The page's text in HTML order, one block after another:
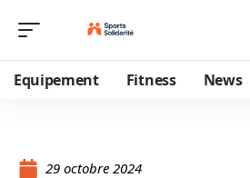
Equipement Fitness News
29 octobre 2024